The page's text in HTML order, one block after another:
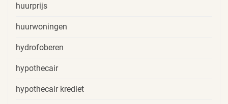
huurprijs
huurwoningen
hydrofoberen
hypothecair
hypothecair krediet